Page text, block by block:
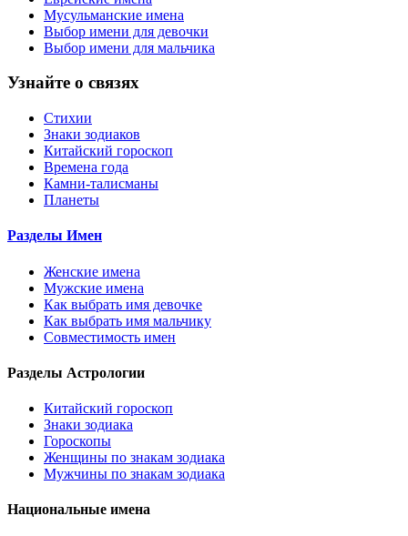
Мусульманские имена
Выбор имени для девочки
Выбор имени для мальчика
Узнайте о связях
Стихии
Знаки зодиаков
Китайский гороскоп
Времена года
Камни-талисманы
Планеты
Разделы Имен
Женские имена
Мужские имена
Как выбрать имя девочке
Как выбрать имя мальчику
Совместимость имен
Разделы Астрологии
Китайский гороскоп
Знаки зодиака
Гороскопы
Женщины по знакам зодиака
Мужчины по знакам зодиака
Национальные имена